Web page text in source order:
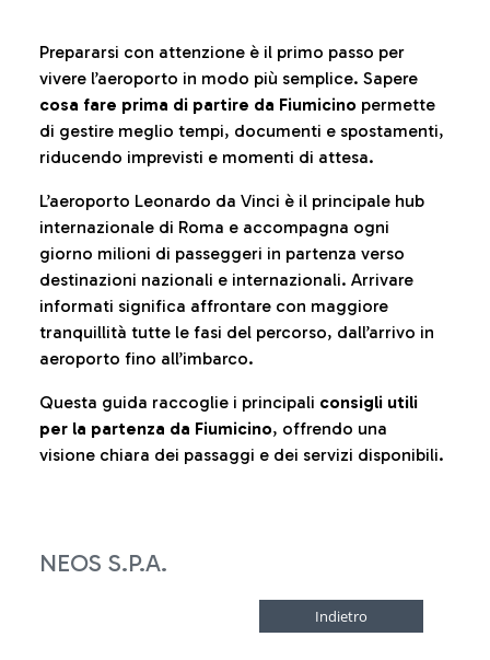
Prepararsi con attenzione è il primo passo per
vivere l’aeroporto in modo più semplice. Sapere
cosa fare prima di partire da Fiumicino permette
di gestire meglio tempi, documenti e spostamenti,
riducendo imprevisti e momenti di attesa.
L’aeroporto Leonardo da Vinci è il principale hub
internazionale di Roma e accompagna ogni
giorno milioni di passeggeri in partenza verso
destinazioni nazionali e internazionali. Arrivare
informati significa affrontare con maggiore
tranquillità tutte le fasi del percorso, dall’arrivo in
aeroporto fino all’imbarco.
Questa guida raccoglie i principali consigli utili
per la partenza da Fiumicino, offrendo una
visione chiara dei passaggi e dei servizi disponibili.
NEOS S.P.A.